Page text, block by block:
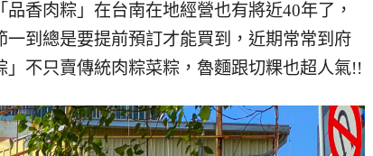
香肉粽」在台南在地經營也有將近40年了，
到總是要提前預訂才能買到，近期常常到府
不只賣傳統肉粽菜粽，魯麵跟切粿也超人氣!!